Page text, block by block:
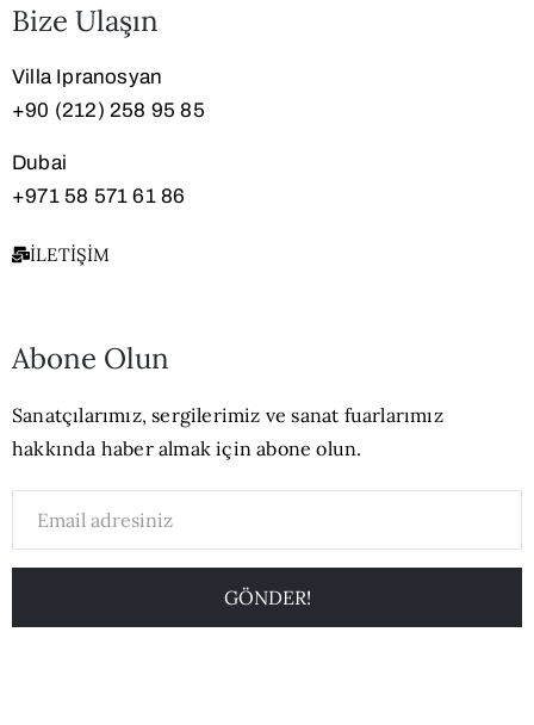
Bize Ulaşın
Villa Ipranosyan
+90 (212) 258 95 85
Dubai
+971 58 571 61 86
İLETIŞIM
Abone Olun
Sanatçılarımız, sergilerimiz ve sanat fuarlarımız
hakkında haber almak için abone olun.